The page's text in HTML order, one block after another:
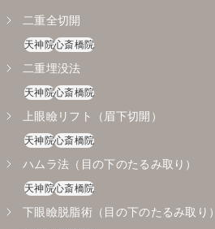
二重全切開
天神院心斎橋院
二重埋没法
天神院心斎橋院
上眼瞼リフト（眉下切開）
天神院心斎橋院
ハムラ法（目の下のたるみ取り）
天神院心斎橋院
下眼瞼脱脂術（目の下のたるみ取り）